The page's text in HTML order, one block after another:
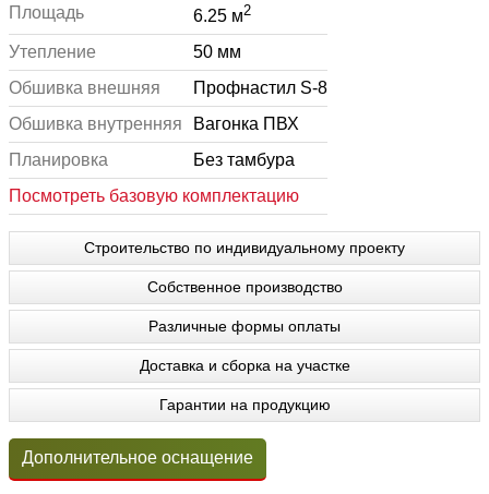
Площадь
6.25 м2
Утепление
50 мм
Обшивка внешняя
Профнастил S-8
Обшивка внутренняя
Вагонка ПВХ
Планировка
Без тамбура
Посмотреть базовую комплектацию
Строительство по индивидуальному проекту
Собственное производство
Различные формы оплаты
Доставка и сборка на участке
Гарантии на продукцию
Дополнительное оснащение